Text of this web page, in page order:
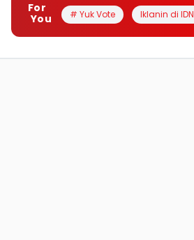
For
You
# Yuk Vote Iklanin di IDN